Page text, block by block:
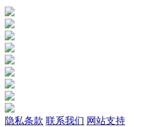
隐私条款 联系我们 网站支持